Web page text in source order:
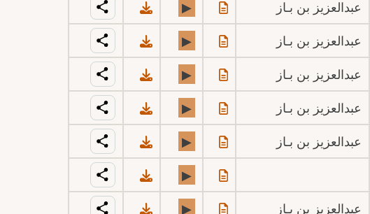
عبدالعزيز بن بـاز ▶
عبدالعزيز بن بـاز ▶
عبدالعزيز بن بـاز ▶
عبدالعزيز بن بـاز ▶
عبدالعزيز بن بـاز ▶
▶
عبدالعزيز بن بـاز ▶